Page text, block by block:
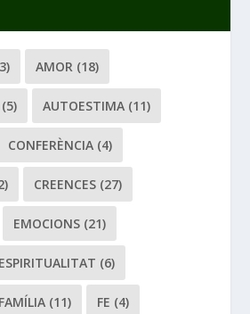
AMOR (18)
(5) AUTOESTIMA (11)
CONFERÈNCIA (4)
CREENCES (27)
EMOCIONS (21)
ESPIRITUALITAT (6)
FAMÍLIA (11) FE (4)